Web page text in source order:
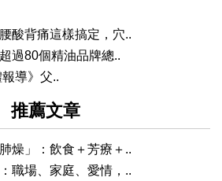
酸背痛這樣搞定，穴..
過80個精油品牌總..
報導》父..
推薦文章
燥」：飲食＋芳療＋..
職場、家庭、愛情，..